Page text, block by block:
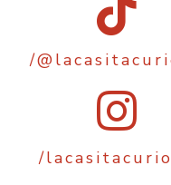
/
/